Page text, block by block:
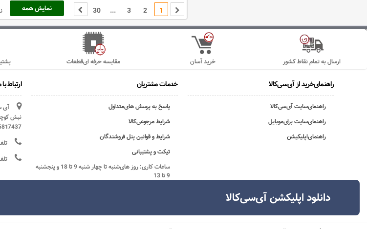
نمایش همه 1
2
3
...
30
مقایسه حرفه ای‌قطعات خرید آسان ارسال به تمام نقاط کشور
راهنمای‌خرید از آی‌سی‌کالا
راهنمای‌سایت آی‌سی‌کالا
راهنمای‌سایت برای‌موبایل
راهنمای‌اپلیکیشن
خدمات مشتریان
پاسخ به پرسش های‌متداول
شرایط مرجوعی‌کالا
شرایط و قوانین پنل فروشندگان
تیکت و پشتیبانی
ساعات کاری: روز های‌شنبه تا چهار شنبه 9 تا 18 و پنجشنبه
9 تا 13
ارتباط با
آی
1135817437 ساعت کاری 9 لغایت
تلفن
تلفن
دانلود اپلیکشن آی‌سی‌کالا